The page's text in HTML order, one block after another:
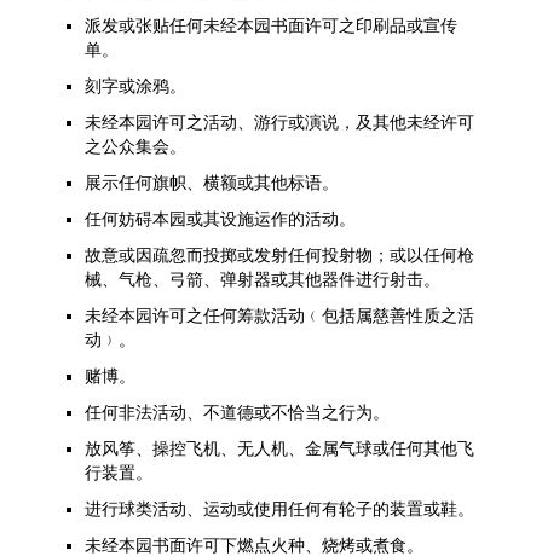
派发或张贴任何未经本园书面许可之印刷品或宣传
单。
刻字或涂鸦。
未经本园许可之活动、游行或演说，及其他未经许可
之公众集会。
展示任何旗帜、横额或其他标语。
任何妨碍本园或其设施运作的活动。
故意或因疏忽而投掷或发射任何投射物；或以任何枪
械、气枪、弓箭、弹射器或其他器件进行射击。
未经本园许可之任何筹款活动﹙包括属慈善性质之活
动﹚。
赌博。
任何非法活动、不道德或不恰当之行为。
放风筝、操控飞机、无人机、金属气球或任何其他飞
行装置。
进行球类活动、运动或使用任何有轮子的装置或鞋。
未经本园书面许可下燃点火种、烧烤或煮食。